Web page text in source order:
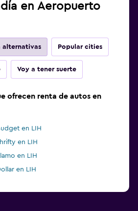
en Aeropuerto
alternativas Popular cities
Voy a tener suerte
ofrecen renta de autos en
en LIH
en LIH
en LIH
en LIH